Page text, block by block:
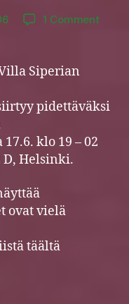
1 Commenton
19
Siperian
pidettäväksi
klo 19 – 02
D, Helsinki.
ovat vielä
täältä